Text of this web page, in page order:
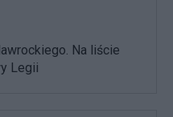
Na liście
Legii